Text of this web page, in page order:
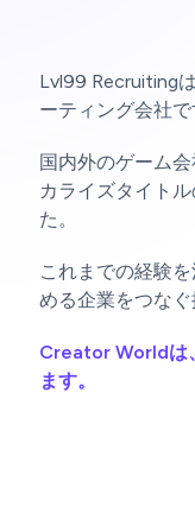
Lvl99 Recruiting
ーティング会社で
国内外のゲーム
カライズタイト
た。
これまでの経験
める企業をつなぐ
Creator Worldは
ます。